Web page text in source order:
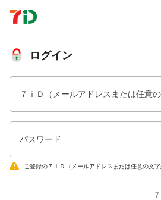
ログイン
７ｉＤ（メールアドレスまたは任意の
パスワード
ご登録の７ｉＤ（メールアドレスまたは任意の文